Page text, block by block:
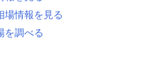
場情報を見る
を調べる